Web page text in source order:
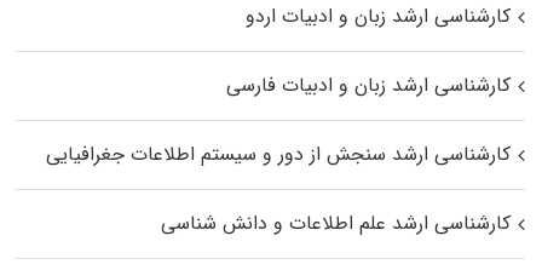
کارشناسی ارشد زبان و ادبیات اردو
کارشناسی ارشد زبان و ادبیات فارسی
کارشناسی ارشد سنجش از دور و سیستم اطلاعات جغرافیایی
کارشناسی ارشد علم اطلاعات و دانش شناسی